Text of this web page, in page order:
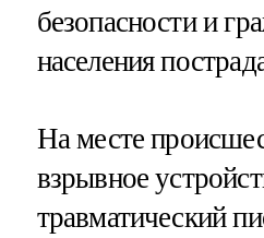
безопасности и
населения
На месте
взрывное
травматический